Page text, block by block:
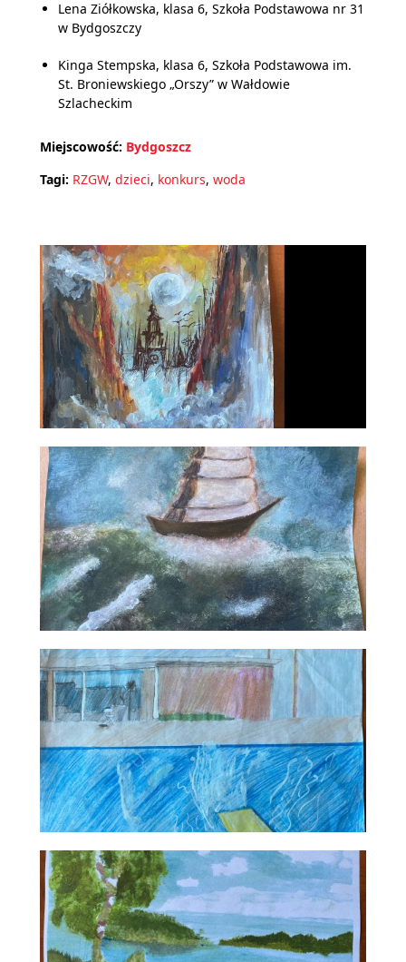
Lena Ziółkowska, klasa 6, Szkoła Podstawowa nr 31
w Bydgoszczy
Kinga Stempska, klasa 6, Szkoła Podstawowa im.
St. Broniewskiego „Orszy” w Wałdowie
Szlacheckim
Miejscowość: Bydgoszcz
Tagi: RZGW, dzieci, konkurs, woda